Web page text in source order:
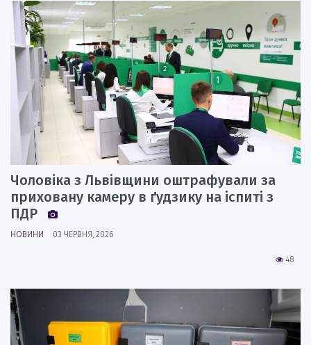
Чоловіка з Львівщини оштрафували за
приховану камеру в ґудзику на іспиті з
ПДР
НОВИНИ 03 ЧЕРВНЯ, 2026
48